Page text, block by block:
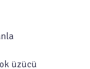
üzücü